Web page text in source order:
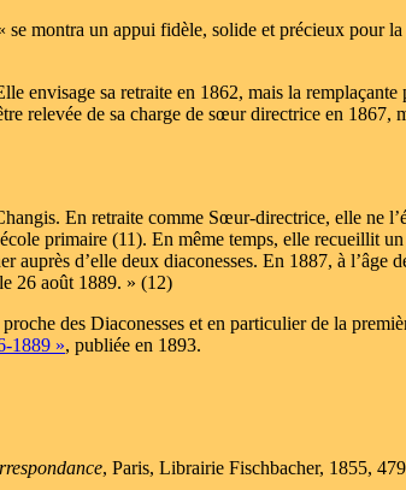
montra un appui fidèle, solide et précieux pour
envisage sa retraite en 1862, mais la remplaçante
relevée de sa charge de sœur directrice en 1867,
En retraite comme Sœur-directrice, elle ne
primaire (11). En même temps, elle recueillit
d’elle deux diaconesses. En 1887, à l’âge
26 août 1889. » (12)
des Diaconesses et en particulier de la
1889 », publiée en 1893.
, Paris, Librairie Fischbacher, 1855,